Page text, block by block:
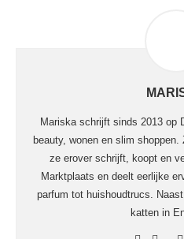
Mariska schrijft sinds 2013 op
beauty, wonen en slim
ze erover schrijft, koopt en
Marktplaats en deelt eerlijke
parfum tot huishoudtrucs.
katten in